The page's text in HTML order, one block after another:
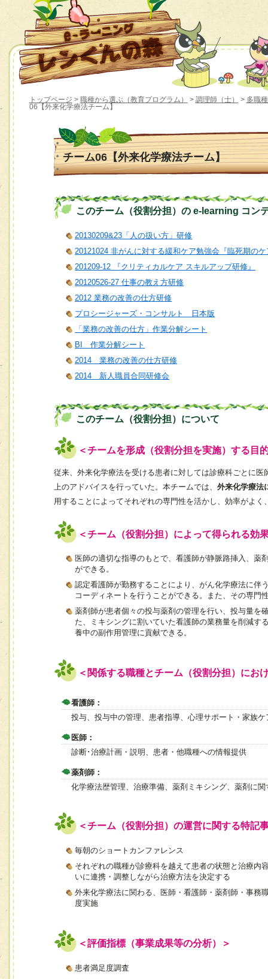
トップページ > 職種から選ぶ（教育プログラム） > 調理師（士） > 多職
06【外来化学療法チーム】
チーム06【外来化学療法チーム】
このチーム（役割分担）の e-learning コン
20130209&23「人の扱い方」研修
20121024 非がんに対する緩和ケア勉強会『臨死期の
201209-12 『クリティカルケア スキルアップ研修』
20120526-27 仕事の教え方研修
2012 業務の改善の仕方研修
プロシージャーズ・コンサルト 日本版
「業務の改善の仕方」作業分解シート
BI 作業分解シート
2014 業務の改善の仕方研修
2014 新人職員合同研修会
このチーム（役割分担）について
＜チームを形成（役割分担を実施）する目
従来、外来化学療法を受ける患者に対しては診療科ごとに
上のアドバイスを行っていた。本チームでは、 外来化学療法
用することによってそれぞれの専門性を活かし、効率がよ
＜チーム（役割分担）によって得られる効
医師の適切な指導のもとで、看護師が静脈路挿入、薬
ができる。
認定看護師が勤務することにより、がん化学療法に伴
コーディネートを行うことができる。また、その専門
薬剤師が患者個々の投与薬剤の管理を行い、投与量を
た、ミキシングに割いていた看護師の業務量を削減す
養中の副作用管理に貢献できる。
＜関係する職種とチーム（役割分担）にお
看護師：
投与、投与中の管理、患者指導、心理サポート・家族
医師：
診断･治療計画・説明、患者・他職種への情報提供
薬剤師：
化学療法歴管理、治療準備、薬剤ミキシング、薬剤に関
＜チーム（役割分担）の運営に関する特記
毎朝のショートカンファレンス
それぞれの職種が診療科を越えて患者の状態と治療内
いに連携・調整しながら治療方法を決定する
外来化学療法に関わる、医師・看護師・薬剤師・事務
度実施
＜評価指標（事業成果等の分析）＞
患者満足度調査